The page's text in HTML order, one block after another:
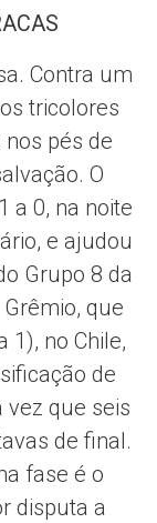
Contra um
tricolores
pés de
O
a 0, na noite
e ajudou
Grupo 8 da
que
1), no Chile,
de
vez que seis
de final.
fase é o
disputa a